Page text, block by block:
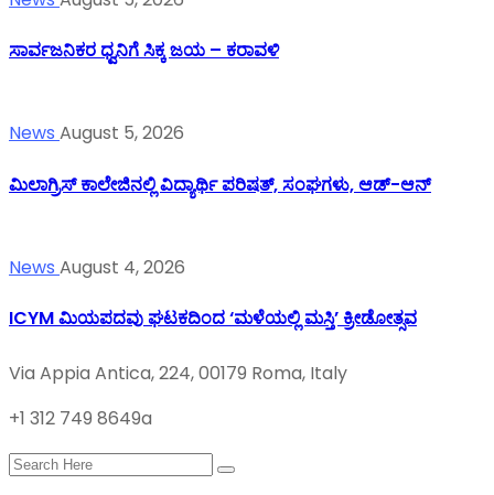
ಸಾರ್ವಜನಿಕರ ಧ್ವನಿಗೆ ಸಿಕ್ಕ ಜಯ – ಕರಾವಳಿ
News August 5, 2026
ಮಿಲಾಗ್ರಿಸ್ ಕಾಲೇಜಿನಲ್ಲಿ ವಿದ್ಯಾರ್ಥಿ ಪರಿಷತ್‌, ಸಂಘಗಳು, ಆಡ್-ಆನ್
News August 4, 2026
ICYM ಮಿಯಪದವು ಘಟಕದಿಂದ ‘ಮಳೆಯಲ್ಲಿ ಮಸ್ತಿ’ ಕ್ರೀಡೋತ್ಸವ
Via Appia Antica, 224, 00179 Roma, Italy
+1 312 749 8649a